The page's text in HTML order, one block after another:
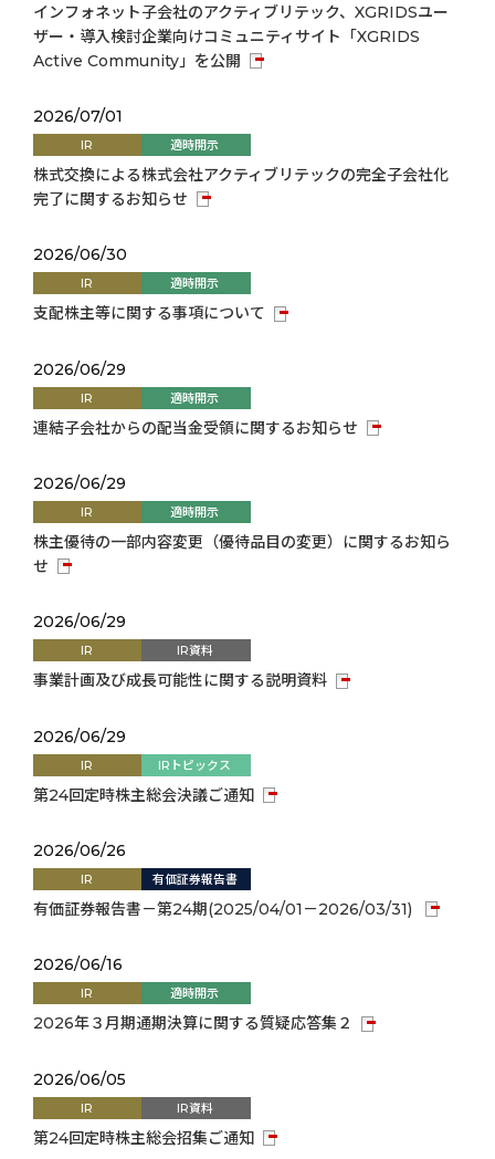
インフォネット子会社のアクティブリテック、XGRIDSユー
ザー・導入検討企業向けコミュニティサイト「XGRIDS
Active Community」を公開
2026/07/01
IR 適時開示
株式交換による株式会社アクティブリテックの完全子会社化
完了に関するお知らせ
2026/06/30
IR 適時開示
支配株主等に関する事項について
2026/06/29
IR 適時開示
連結子会社からの配当金受領に関するお知らせ
2026/06/29
IR 適時開示
株主優待の一部内容変更（優待品目の変更）に関するお知ら
せ
2026/06/29
IR IR資料
事業計画及び成長可能性に関する説明資料
2026/06/29
IR IRトピックス
第24回定時株主総会決議ご通知
2026/06/26
IR 有価証券報告書
有価証券報告書－第24期(2025/04/01－2026/03/31)
2026/06/16
IR 適時開示
2026年３月期通期決算に関する質疑応答集２
2026/06/05
IR IR資料
第24回定時株主総会招集ご通知